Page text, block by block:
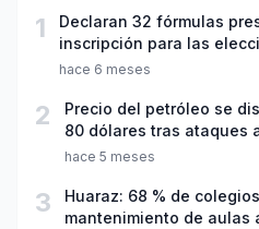
1
Declaran 32 fórmulas
inscripción para las
hace 6 meses
2
Precio del petróleo se
80 dólares tras ataques
hace 5 meses
3
Huaraz: 68 % de
mantenimiento de aulas